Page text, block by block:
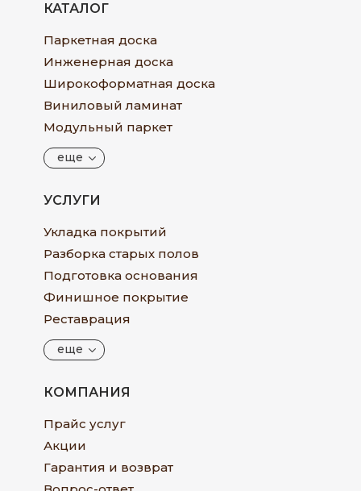
КАТАЛОГ
Паркетная доска
Инженерная доска
Широкоформатная доска
Виниловый ламинат
Модульный паркет
еще
УСЛУГИ
Укладка покрытий
Разборка старых полов
Подготовка основания
Финишное покрытие
Реставрация
еще
КОМПАНИЯ
Прайс услуг
Акции
Гарантия и возврат